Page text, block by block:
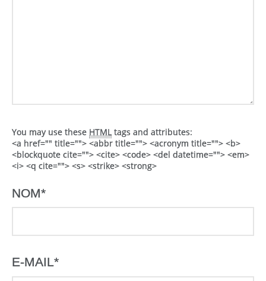
You may use these HTML tags and attributes:
<a href="" title=""> <abbr title=""> <acronym title=""> <b>
<blockquote cite=""> <cite> <code> <del datetime=""> <em>
<i> <q cite=""> <s> <strike> <strong>
NOM*
E-MAIL*